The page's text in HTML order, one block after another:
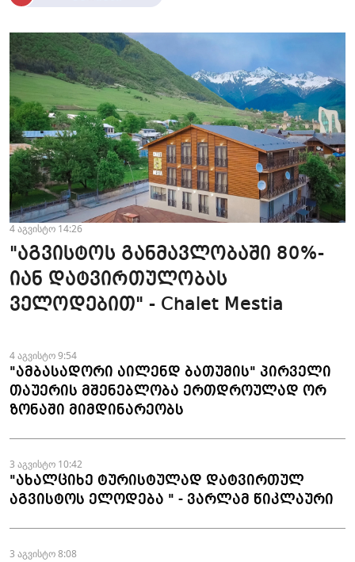
4 აგვისტო 14:26
"აგვისტოს განმავლობაში 80%-
იან დატვირთულობას
ველოდებით" - Chalet Mestia
4 აგვისტო 9:54
"ამბასადორი აილენდ ბათუმის" პირველი
თაუერის მშენებლობა ერთდროულად ორ
ზონაში მიმდინარეობს
3 აგვისტო 10:42
"ახალციხე ტურისტულად დატვირთულ
აგვისტოს ელოდება " - ვარლამ წიკლაური
3 აგვისტო 8:08